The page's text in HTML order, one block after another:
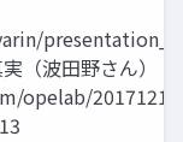
（波田野さん）
opelab/